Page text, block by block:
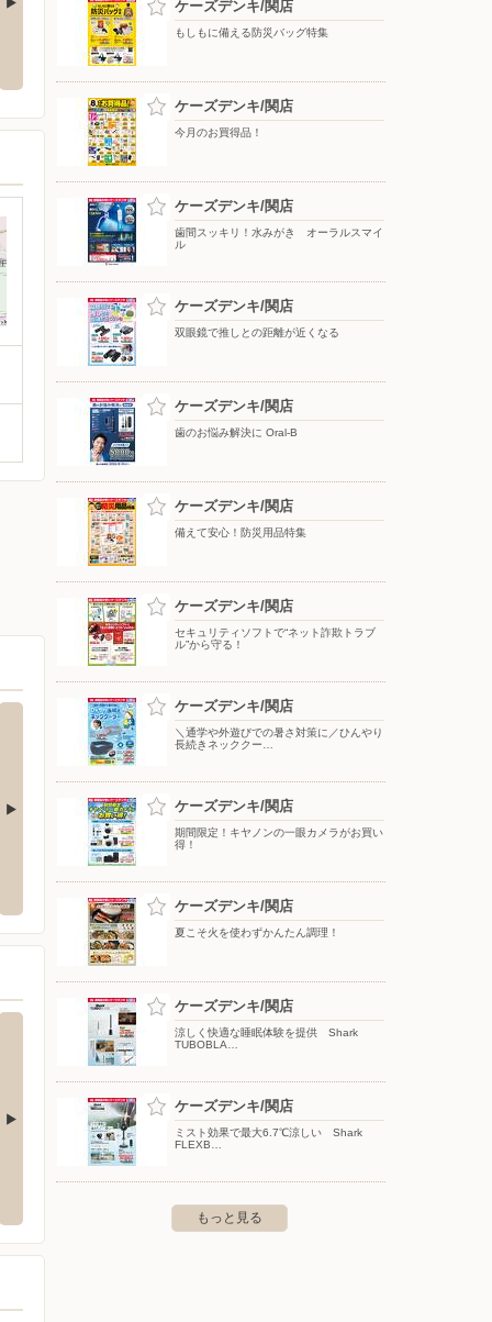
使ってお
熱中症リスクをアラーム音でお知
らせ
魔法瓶構造で持ち運ぶ氷のう ア
5-6-10
イオン関店
〒501-3936 岐阜県関市倉知516
店
8-26
ケーズデンキ/関店
もしもに備える防災バッグ特集
ケーズデンキ/関店
今月のお買得品！
ケーズデンキ/関店
歯間スッキリ！水みがき オーラルスマイ
ル
ケーズデンキ/関店
双眼鏡で推しとの距離が近くなる
ケーズデンキ/関店
歯のお悩み解決に Oral-B
ケーズデンキ/関店
備えて安心！防災用品特集
ケーズデンキ/関店
セキュリティソフトで“ネット詐欺トラブ
ル”から守る！
ケーズデンキ/関店
＼通学や外遊びでの暑さ対策に／ひんやり
長続きネッククー…
ケーズデンキ/関店
期間限定！キヤノンの一眼カメラがお買い
得！
ケーズデンキ/関店
夏こそ火を使わずかんたん調理！
ケーズデンキ/関店
涼しく快適な睡眠体験を提供 Shark
TUBOBLA…
ケーズデンキ/関店
ミスト効果で最大6.7℃涼しい Shark
FLEXB…
もっと見る